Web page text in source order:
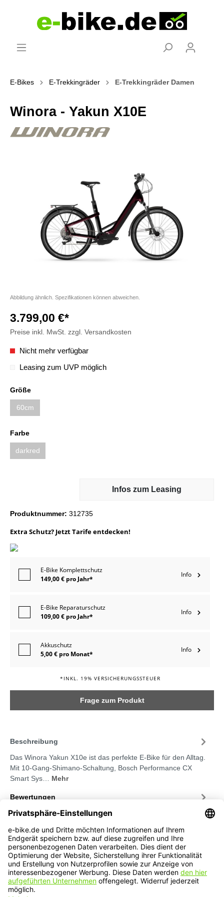
E-Bikes E-Trekkingräder E-Trekkingräder Damen
Winora - Yakun X10E
Abbildung ähnlich. Spezifikationen können abweichen.
3.799,00 €*
Preise inkl. MwSt. zzgl. Versandkosten
Nicht mehr verfügbar
Leasing zum UVP möglich
Größe
60cm
Farbe
darkred
Infos zum Leasing
Produktnummer: 312735
Extra Schutz? Jetzt Tarife entdecken!
E-Bike Komplettschutz
149,00 € pro Jahr*
Info
E-Bike Reparaturschutz
109,00 € pro Jahr*
Info
Akkuschutz
5,00 € pro Monat*
Info
*INKL. 19% VERSICHERUNGSSTEUER
Frage zum Produkt
Beschreibung
Das Winora Yakun X10e ist das perfekte E-Bike für den Alltag.
Mit 10-Gang-Shimano-Schaltung, Bosch Performance CX
Smart Sys… Mehr
Bewertungen
Service-Hotline
Service
Informationen